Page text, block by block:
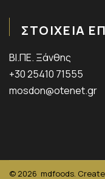
ΣΤΟΙΧΕΙΑ
ΒΙ.ΠΕ. Ξάνθης
+30 25410 71555
mosdon@otenet.gr
© 2026 mdfoods.